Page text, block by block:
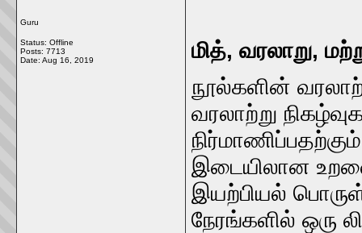
Guru
Status: Offline
Posts: 7713
Date: Aug 16, 2019
மித், வரலாறு,
நூல்களின்
வரலாற்று
இடையிலான
இயற்பியல்
நேரங்களில் ஒரு